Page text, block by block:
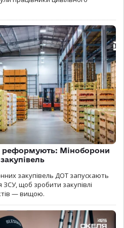
реформують: Міноборони
закупівель ДОТ запускають
щоб зробити закупівлі
— вищою.